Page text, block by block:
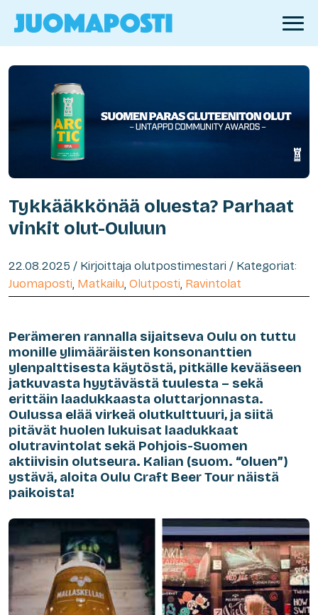
Tykkääkkönää oluesta? Parhaat
vinkit olut-Ouluun
22.08.2025 / Kirjoittaja olutpostimestari / Kategoriat:
Juomaposti, Matkailu, Olutposti, Ravintolat
Perämeren rannalla sijaitseva Oulu on tuttu
monille ylimääräisten konsonanttien
ylenpalttisesta käytöstä, pitkälle kevääseen
jatkuvasta hyytävästä tuulesta – sekä
erittäin laadukkaasta oluttarjonnasta.
Oulussa elää virkeä olutkulttuuri, ja siitä
pitävät huolen lukuisat laadukkaat
olutravintolat sekä Pohjois-Suomen
aktiivisin olutseura. Kalian (suom. “oluen”)
ystävä, aloita Oulu Craft Beer Tour näistä
paikoista!